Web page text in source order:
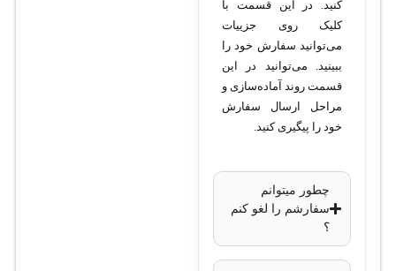
منبع تغذیه: DC 12V یا PoE
• ابعاد: 180x85x85
میلی‌متر • وزن: 500 گرم
کنید. در این قسمت با
کلیک روی جزییات
می‌توانید سفارش خود را
ببینید. می‌توانید در این
قسمت روند آماده‌سازی و
مراحل ارسال سفارش
خود را پیگیری کنید.
چطور میتوانم
سفارشم را لغو کنم
؟